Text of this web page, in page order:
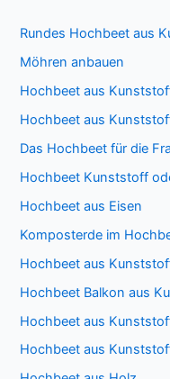
Rundes Hochbeet aus
Möhren anbauen
Hochbeet aus
Hochbeet aus
Das Hochbeet für die
Hochbeet Kunststoff
Hochbeet aus Eisen
Komposterde im
Hochbeet aus
Hochbeet Balkon aus
Hochbeet aus
Hochbeet aus